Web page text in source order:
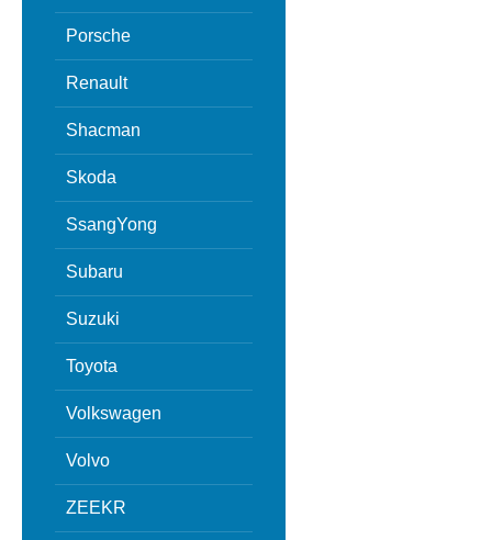
Porsche
Renault
Shacman
Skoda
SsangYong
Subaru
Suzuki
Toyota
Volkswagen
Volvo
ZEEKR